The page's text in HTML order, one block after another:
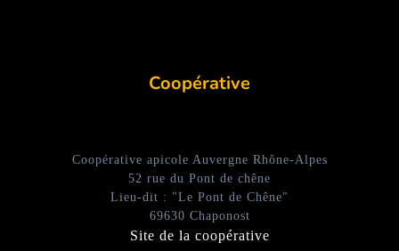
Coopérative
Coopérative apicole Auvergne Rhône-Alpes
52 rue du Pont de chêne
Lieu-dit : "Le Pont de Chêne"
69630 Chaponost
Site de la coopérative